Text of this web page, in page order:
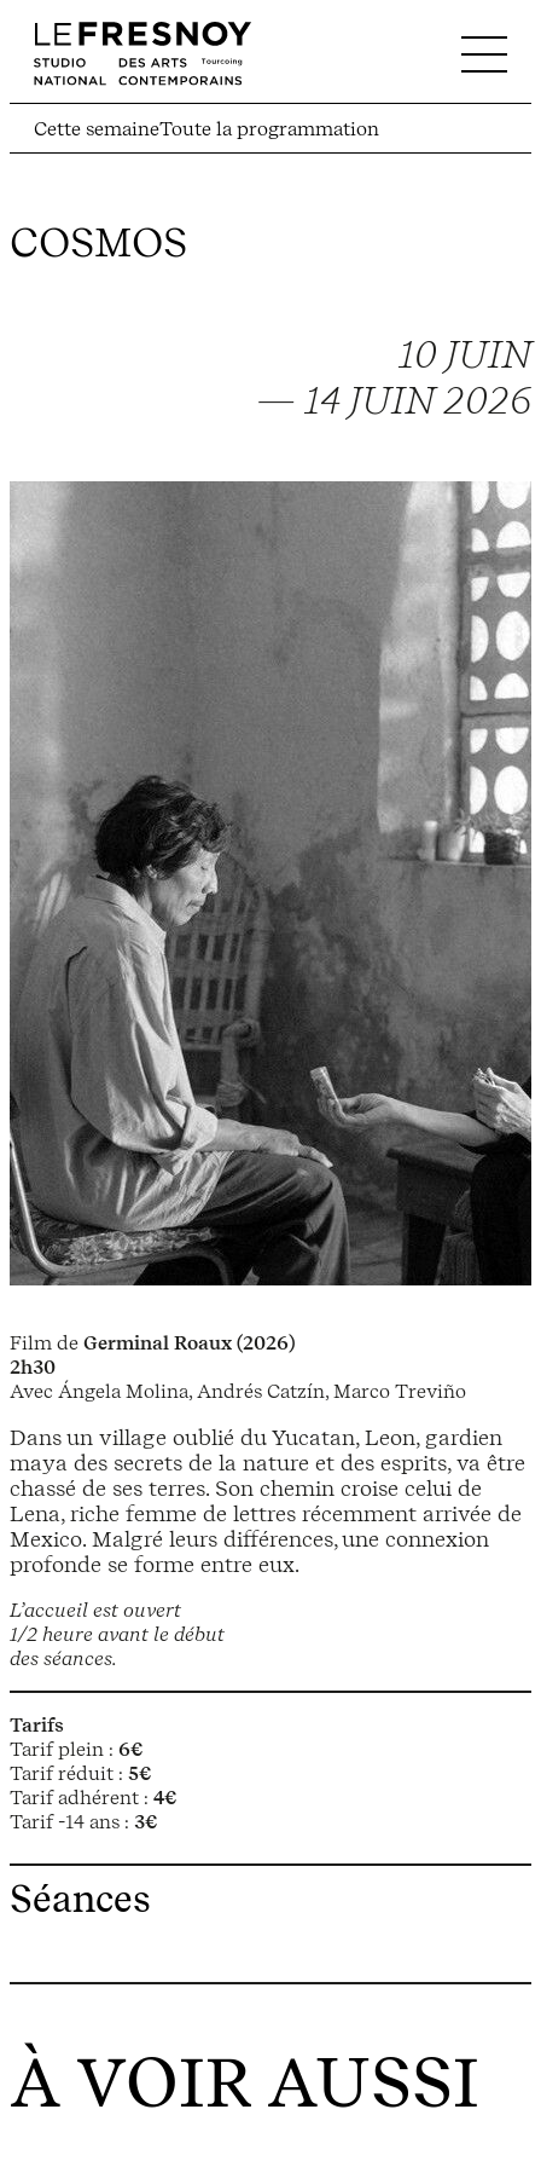
Cette semaineToute la programmation
COSMOS
10 JUIN
— 14 JUIN 2026
L’accueil est ouvert
1/2 heure avant le début
des séances.
Tarifs
Tarif plein : 6€
Tarif réduit : 5€
Tarif adhérent : 4€
Tarif -14 ans : 3€
Film de Germinal Roaux (2026)
2h30
Avec Ángela Molina, Andrés Catzín, Marco Treviño
Dans un village oublié du Yucatan, Leon, gardien
maya des secrets de la nature et des esprits, va être
chassé de ses terres. Son chemin croise celui de
Lena, riche femme de lettres récemment arrivée de
Mexico. Malgré leurs différences, une connexion
profonde se forme entre eux.
Séances
À VOIR AUSSI